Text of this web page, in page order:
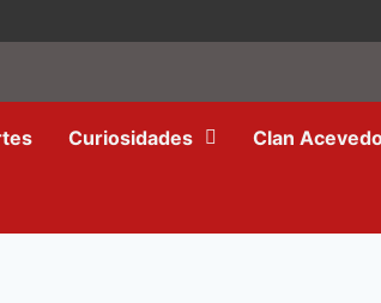
Curiosidades Clan